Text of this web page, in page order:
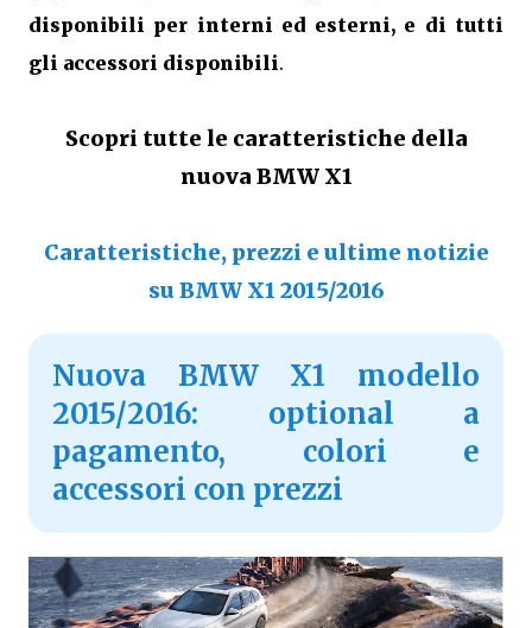
disponibili per interni ed esterni, e di tutti
gli accessori disponibili.
Scopri tutte le caratteristiche della
nuova BMW X1
Caratteristiche, prezzi e ultime notizie
su BMW X1 2015/2016
Nuova BMW X1 modello
2015/2016: optional a
pagamento, colori e
accessori con prezzi